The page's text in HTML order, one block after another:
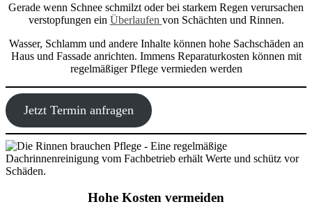
Gerade wenn Schnee schmilzt oder bei starkem Regen verursachen
verstopfungen ein Überlaufen von Schächten und Rinnen.
Wasser, Schlamm und andere Inhalte können hohe Sachschäden an
Haus und Fassade anrichten. Immens Reparaturkosten können mit
regelmäßiger Pflege vermieden werden
Jetzt Termin anfragen
Hohe Kosten vermeiden